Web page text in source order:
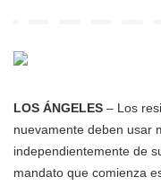
LOS ÁNGELES – Los
nuevamente deben usar
independientemente de
mandato que comienza